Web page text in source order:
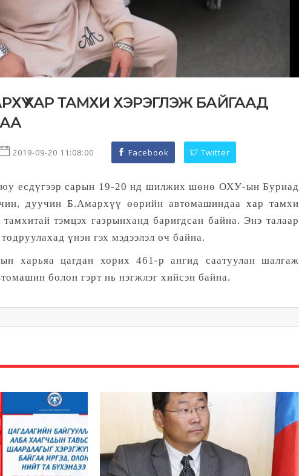
ХАР ТАМХИ ХЭРЭГЛЭЖ БАЙГААД
2019-09-20 11:08:00 Facebook Twitter
есдүгээр сарын 19-20 нд шилжих шөнө ОХУ-ын Буриад
дуучин Б.Амархүү өөрийн автомашиндаа хар тамхи
тэмцэх газрынханд баригдсан байна. Энэ талаар
үнэн гэх мэдээлэл өч байна.
харьяа цагдан хорих 461-р ангид саатуулан шалгаж
болон гэрт нь нэгжлэг хийсэн байна.